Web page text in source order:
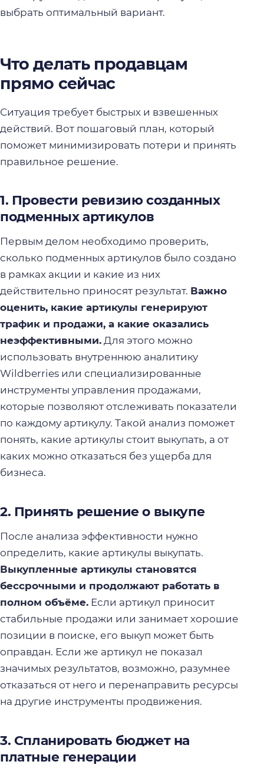
выбрать оптимальный вариант.
Что делать продавцам
прямо сейчас
Ситуация требует быстрых и взвешенных
действий. Вот пошаговый план, который
поможет минимизировать потери и принять
правильное решение.
1. Провести ревизию созданных
подменных артикулов
Первым делом необходимо проверить,
сколько подменных артикулов было создано
в рамках акции и какие из них
действительно приносят результат. Важно
оценить, какие артикулы генерируют
трафик и продажи, а какие оказались
неэффективными. Для этого можно
использовать внутреннюю аналитику
Wildberries или специализированные
инструменты управления продажами,
которые позволяют отслеживать показатели
по каждому артикулу. Такой анализ поможет
понять, какие артикулы стоит выкупать, а от
каких можно отказаться без ущерба для
бизнеса.
2. Принять решение о выкупе
После анализа эффективности нужно
определить, какие артикулы выкупать.
Выкупленные артикулы становятся
бессрочными и продолжают работать в
полном объёме. Если артикул приносит
стабильные продажи или занимает хорошие
позиции в поиске, его выкуп может быть
оправдан. Если же артикул не показал
значимых результатов, возможно, разумнее
отказаться от него и перенаправить ресурсы
на другие инструменты продвижения.
3. Спланировать бюджет на
платные генерации